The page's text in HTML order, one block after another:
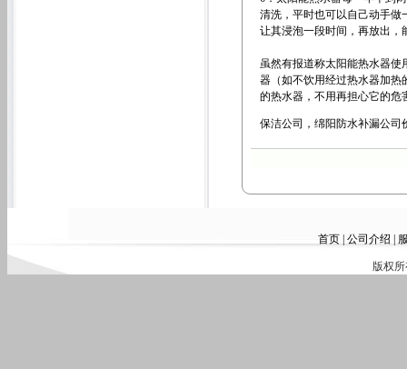
清洗，平时也可以自己动手做
让其浸泡一段时间，再放出
虽然有报道称太阳能热水器使
器（如不饮用经过热水器加热
的热水器，不用再担心它的危
保洁公司，绵阳防水补漏公司
首页| 公司介绍
版权